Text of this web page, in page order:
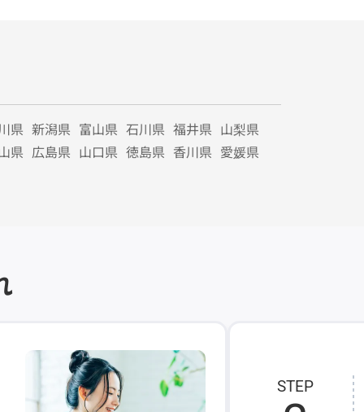
県 新潟県 富山県 石川県 福井県 山梨県
県 広島県 山口県 徳島県 香川県 愛媛県
STEP